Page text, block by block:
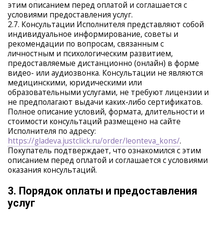
этим описанием перед оплатой и соглашается с
условиями предоставления услуг.
2.7. Консультации Исполнителя представляют собой
индивидуальное информирование, советы и
рекомендации по вопросам, связанным с
личностным и психологическим развитием,
предоставляемые дистанционно (онлайн) в форме
видео- или аудиозвонка. Консультации не являются
медицинскими, юридическими или
образовательными услугами, не требуют лицензии и
не предполагают выдачи каких-либо сертификатов.
Полное описание условий, формата, длительности и
стоимости консультаций размещено на сайте
Исполнителя по адресу:
https://gladeva.justclick.ru/order/leonteva_kons/.
Покупатель подтверждает, что ознакомился с этим
описанием перед оплатой и соглашается с условиями
оказания консультаций.
3. Порядок оплаты и предоставления
услуг